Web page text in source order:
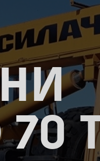
70